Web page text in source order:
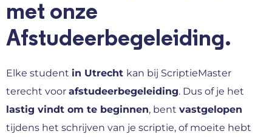
met onze
Afstudeerbegeleiding.
Elke student in Utrecht kan bij ScriptieMaster
terecht voor afstudeerbegeleiding. Dus of je het
lastig vindt om te beginnen, bent vastgelopen
tijdens het schrijven van je scriptie, of moeite hebt